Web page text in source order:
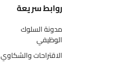
روابط سريعة
مدونة السلوك
الوظيفي
الاقتراحات والشكاوي